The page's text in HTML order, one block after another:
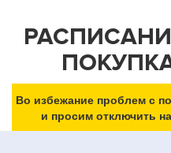
Во избежание проблем с
и просим отключить